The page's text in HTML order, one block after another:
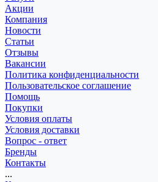
Акции
Компания
Новости
Статьи
Отзывы
Вакансии
Политика конфиденциальности
Пользовательское соглашение
Помощь
Покупки
Условия оплаты
Условия доставки
Вопрос - ответ
Бренды
Контакты
...